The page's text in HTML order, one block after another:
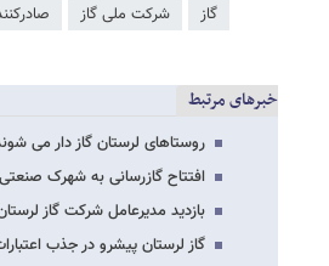
گاز شرکت ملی گاز
خبرهای مرتبط
روستاهای لرستان گاز دار می
افتتاح گازرسانی به شهرک صنعتی زانوگه
بازدید مدیرعامل شرکت گاز
گاز لرستان پیشرو در جذب اعتبارات / گازرسانی به